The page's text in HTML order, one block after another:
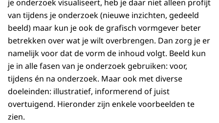
je onderzoek visualiseert, heb je daar niet alleen profijt
van tijdens je onderzoek (nieuwe inzichten, gedeeld
beeld) maar kun je ook de grafisch vormgever beter
betrekken over wat je wilt overbrengen. Dan zorg je er
namelijk voor dat de vorm de inhoud volgt. Beeld kun
je in alle fasen van je onderzoek gebruiken: voor,
tijdens én na onderzoek. Maar ook met diverse
doeleinden: illustratief, informerend of juist
overtuigend. Hieronder zijn enkele voorbeelden te
zien.